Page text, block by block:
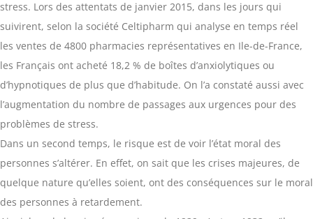
stress. Lors des attentats de janvier 2015, dans les jours qui
suivirent, selon la société Celtipharm qui analyse en temps réel
les ventes de 4800 pharmacies représentatives en Ile-de-France,
les Français ont acheté 18,2 % de boîtes d’anxiolytiques ou
d’hypnotiques de plus que d’habitude. On l’a constaté aussi avec
l’augmentation du nombre de passages aux urgences pour des
problèmes de stress.
Dans un second temps, le risque est de voir l’état moral des
personnes s’altérer. En effet, on sait que les crises majeures, de
quelque nature qu’elles soient, ont des conséquences sur le moral
des personnes à retardement.